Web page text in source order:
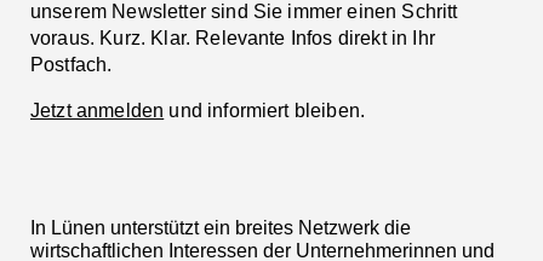
unserem Newsletter sind Sie immer einen Schritt
voraus. Kurz. Klar. Relevante Infos direkt in Ihr
Postfach.
Jetzt anmelden und informiert bleiben.
In Lünen unterstützt ein breites Netzwerk die
wirtschaftlichen Interessen der Unternehmerinnen und